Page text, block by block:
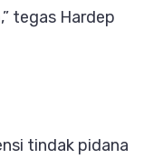
tegas Hardep
tindak pidana